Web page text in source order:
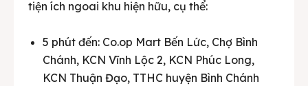
tiện ích ngoai khu hiện hữu, cụ thể:
5 phút đến: Co.op Mart Bến Lức, Chợ Bình
Chánh, KCN Vĩnh Lộc 2, KCN Phúc Long,
KCN Thuận Đạo, TTHC huyện Bình Chánh